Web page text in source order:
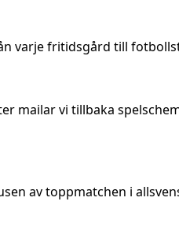
varje fritidsgård till
mailar vi tillbaka
av toppmatchen i